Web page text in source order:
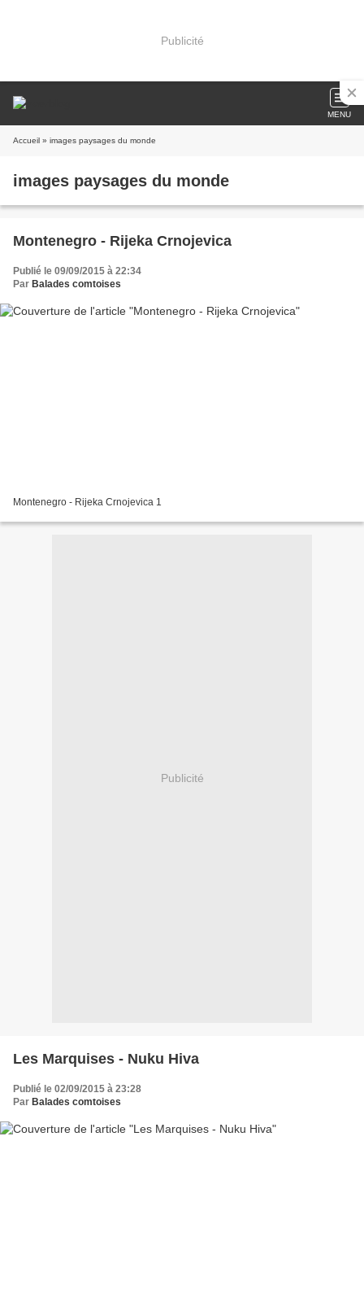
Publicité
MENU
Accueil » images paysages du monde
images paysages du monde
Montenegro - Rijeka Crnojevica
Publié le 09/09/2015 à 22:34
Par Balades comtoises
Montenegro - Rijeka Crnojevica 1
Publicité
Les Marquises - Nuku Hiva
Publié le 02/09/2015 à 23:28
Par Balades comtoises